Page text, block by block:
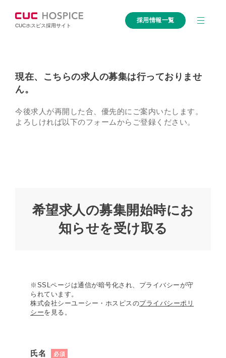
CUCホスピス採用サイト
採用情報一覧
現在、こちらの求人の募集は行っておりませ
ん。
今後求人が再開した合、優先的にご案内いたします。
よろしければ以下のフォームからご登録ください。
希望求人の募集開始時にお
知らせを受け取る
※SSLページは通信が暗号化され、プライバシーが守
られています。
株式会社シーユーシー・ホスピスのプライバシーポリ
シーを見る。
氏名 必須